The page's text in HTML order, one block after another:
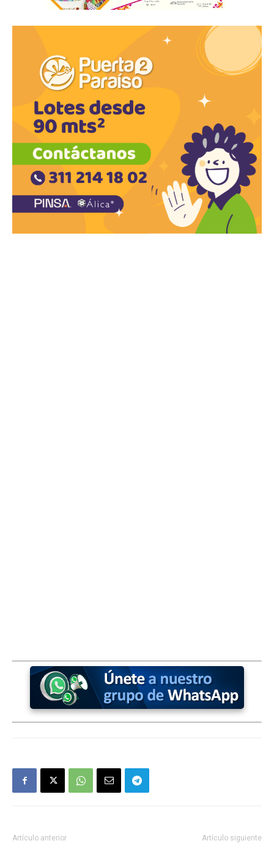
Artículo anterior Artículo siguiente